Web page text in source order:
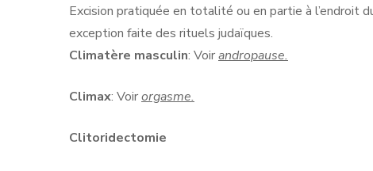
Excision pratiquée en totalité ou en partie à l’endroit
exception faite des rituels judaïques.
Climatère masculin: Voirandropause.
Climax: Voirorgasme.
Clitoridectomie